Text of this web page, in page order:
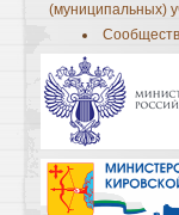
(муниципальных)